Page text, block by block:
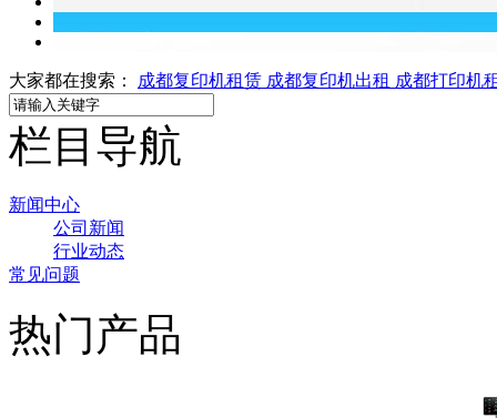
大家都在搜索： 成都复印机租赁 成都复印机出租 成都打印机
栏目导航
新闻中心
公司新闻
行业动态
常见问题
热门产品